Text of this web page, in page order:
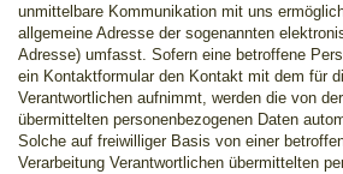
unmittelbare Kommunikation mit uns
allgemeine Adresse der sogenannten
Adresse) umfasst. Sofern eine betroffene
ein Kontaktformular den Kontakt mit dem für
Verantwortlichen aufnimmt, werden die von
übermittelten personenbezogenen Daten
Solche auf freiwilliger Basis von einer
Verarbeitung Verantwortlichen übermittelten